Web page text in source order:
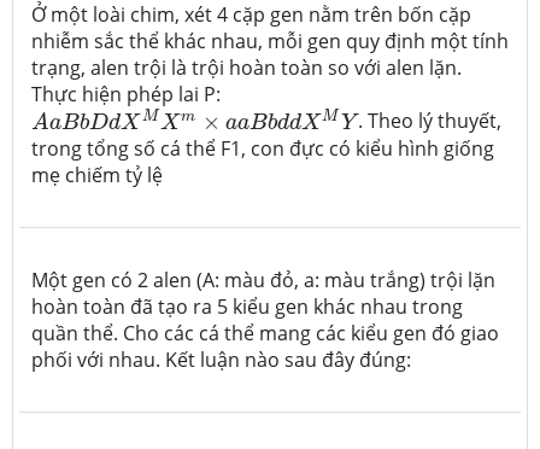
Ở một loài chim, xét 4 cặp gen nằm trên bốn cặp
nhiễm sắc thể khác nhau, mỗi gen quy định một tính
trạng, alen trội là trội hoàn toàn so với alen lặn.
Thực hiện phép lai P:
AaBbDdX MXm × aaBbddXM Y
AaBbDdXMXm× a a bddXMY
. Theo lý thuyết,
trong tổng số cá thể F1, con đực có kiểu hình giống
mẹ chiếm tỷ lệ
Một gen có 2 alen (A: màu đỏ, a: màu trắng) trội lặn
hoàn toàn đã tạo ra 5 kiểu gen khác nhau trong
quần thể. Cho các cá thể mang các kiểu gen đó giao
phối với nhau. Kết luận nào sau đây đúng: